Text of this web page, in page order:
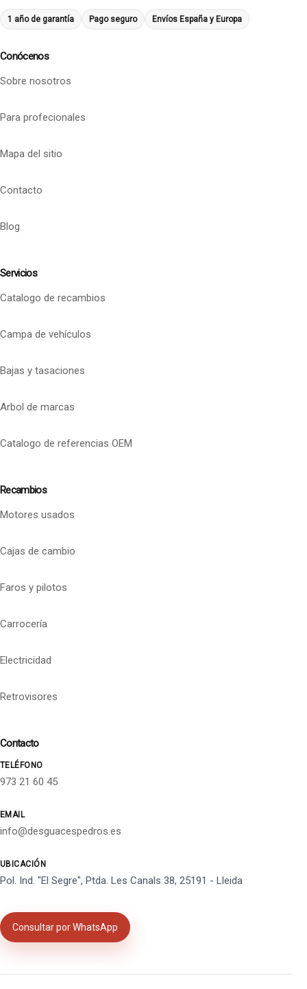
1 año de garantía Pago seguro Envíos España y Europa
Conócenos
Sobre nosotros
Para profecionales
Mapa del sitio
Contacto
Blog
Servicios
Catalogo de recambios
Campa de vehículos
Bajas y tasaciones
Arbol de marcas
Catalogo de referencias OEM
Recambios
Motores usados
Cajas de cambio
Faros y pilotos
Carrocería
Electricidad
Retrovisores
Contacto
TELÉFONO
973 21 60 45
EMAIL
info@desguacespedros.es
UBICACIÓN
Pol. Ind. "El Segre", Ptda. Les Canals 38, 25191 - Lleida
Consultar por WhatsApp